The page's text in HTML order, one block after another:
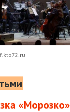
«Морозко»